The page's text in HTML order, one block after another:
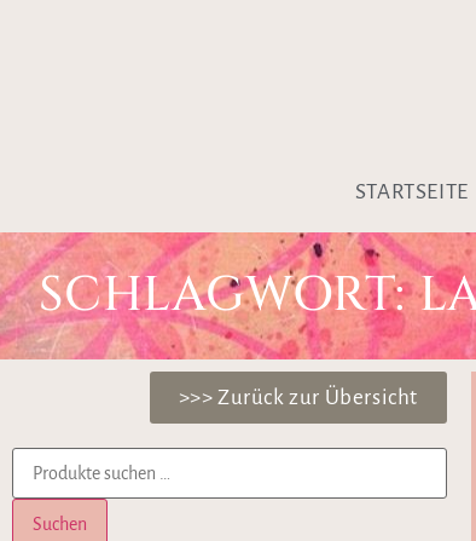
STARTSEITE
SCHLAGWORT:
>>> Zurück zur Übersicht
Suchen